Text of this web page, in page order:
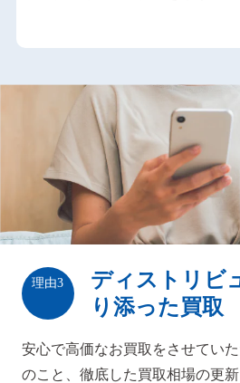
理由3
ディストリビ
り添った買取
安心で高価なお買取をさせてい
のこと、徹底した買取相場の更